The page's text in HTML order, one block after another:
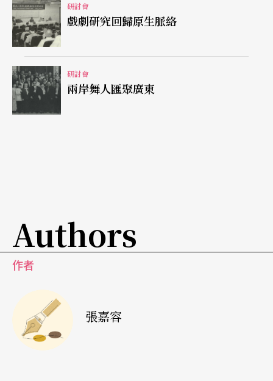
的。湯印昌此文專論薌劇歷來三種語言：「純方言
體」，利用「生造」或「借貸」（造字或借字表
音）來記錄口頭語，從語音、詞語到文法都是純粹
的閩南語：「普通話體」，用普通話寫，從詞彙到
文法都是普通話；混合前述兩者 的「混合體」，只
要是通俗易懂的詞彙和語法都可以用，不拘其爲普
識的回歸，印證了王評章的說法。湯印昌指出，混
合體寫作就是「方言規範化寫作」。「規範」方言
寫作並無不好，台灣歌仔戲劇作家曁學者劉南芳就
寫作規範化、普及化（註1）。不過，規範是以「普
通話」爲圭臬嗎？衆多閩南語文專家的想法可能不
研討會
戲劇研究回歸原生脈絡
研討會
兩岸舞人匯聚廣東
Authors
作者
張嘉容